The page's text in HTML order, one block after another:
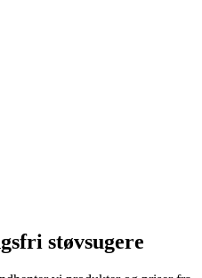
støvsugere